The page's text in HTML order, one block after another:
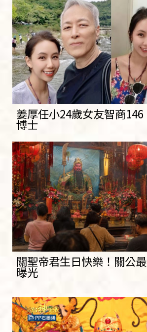
姜厚任小24歲女友智商
博士
關聖帝君生日快樂！關公
曝光